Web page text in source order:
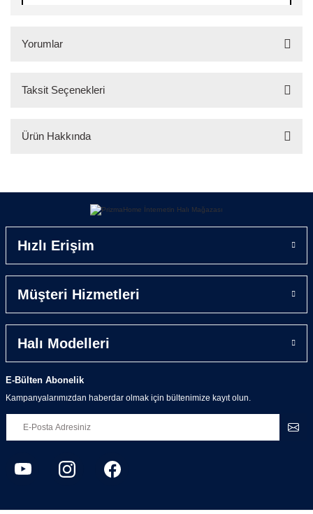
Yorumlar
Taksit Seçenekleri
Ürün Hakkında
Ürün Hakkında
-unmuş halılarımız eski İngiliz tarzı kaneviçe görüntüsü
ile evinizde adeta bir çiçek bahçesi havası estirecek.
Evinizin banyosundan salonuna, her alanında kullana
-bileceğiniz Goblen Klasik halılar aynı zamanda kolay
temizlenebilme özelliği ile sizlere muhteşem bir kullanım
rahatlığı sağlayacaktır.
Üzeri silinerek de temizlenebileceği gibi özel kaymaz
kolaylıkla yıkanabilmektedir.
Hızlı Erişim
Müşteri Hizmetleri
Halı Modelleri
E-Bülten Abonelik
Kampanyalarımızdan haberdar olmak için bültenimize kayıt olun.